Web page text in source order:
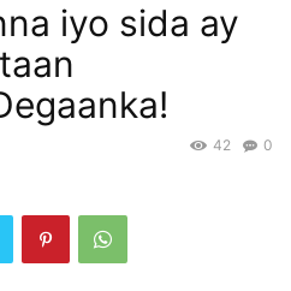
iyo sida ay
0
42